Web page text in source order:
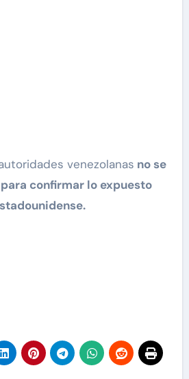
venezolanas no se
confirmar lo expuesto